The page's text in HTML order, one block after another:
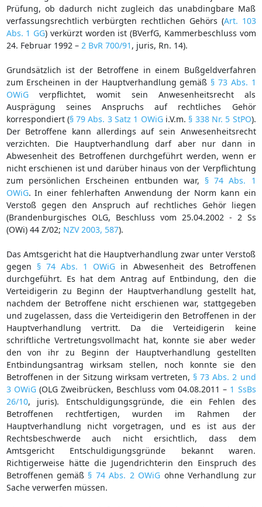
Prüfung, ob dadurch nicht zugleich das unabdingbare Maß
verfassungsrechtlich verbürgten rechtlichen Gehörs (Art. 103
Abs. 1 GG) verkürzt worden ist (BVerfG, Kammerbeschluss vom
24. Februar 1992 – 2 BvR 700/91 , juris, Rn. 14).
Grundsätzlich ist der Betroffene in einem Bußgeldverfahren
zum Erscheinen in der Hauptverhandlung gemäß § 73 Abs. 1
OWiGverpflichtet, womit sein Anwesenheitsrecht als
Ausprägung seines Anspruchs auf rechtliches Gehör
korrespondiert (§ 79 Abs. 3 Satz 1 OWiGi.V.m. § 338 Nr. 5 StPO).
Der Betroffene kann allerdings auf sein Anwesenheitsrecht
verzichten. Die Hauptverhandlung darf aber nur dann in
Abwesenheit des Betroffenen durchgeführt werden, wenn er
nicht erschienen ist und darüber hinaus von der Verpflichtung
zum persönlichen Erscheinen entbunden war, § 74 Abs. 1
OWiG. In einer fehlerhaften Anwendung der Norm kann ein
Verstoß gegen den Anspruch auf rechtliches Gehör liegen
(Brandenburgisches OLG, Beschluss vom 25.04.2002 - 2 Ss
(OWi) 44 Z/02; NZV 2003, 587).
Das Amtsgericht hat die Hauptverhandlung zwar unter Verstoß
gegen § 74 Abs. 1 OWiG in Abwesenheit des Betroffenen
durchgeführt. Es hat dem Antrag auf Entbindung, den die
Verteidigerin zu Beginn der Hauptverhandlung gestellt hat,
nachdem der Betroffene nicht erschienen war, stattgegeben
und zugelassen, dass die Verteidigerin den Betroffenen in der
Hauptverhandlung vertritt. Da die Verteidigerin keine
schriftliche Vertretungsvollmacht hat, konnte sie aber weder
den von ihr zu Beginn der Hauptverhandlung gestellten
Entbindungsantrag wirksam stellen, noch konnte sie den
Betroffenen in der Sitzung wirksam vertreten, § 73 Abs. 2 und
3 OWiG(OLG Zweibrücken, Beschluss vom 04.08.2011 – 1 SsBs
26/10, juris). Entschuldigungsgründe, die ein Fehlen des
Betroffenen rechtfertigen, wurden im Rahmen der
Hauptverhandlung nicht vorgetragen, und es ist aus der
Rechtsbeschwerde auch nicht ersichtlich, dass dem
Amtsgericht Entschuldigungsgründe bekannt waren.
Richtigerweise hätte die Jugendrichterin den Einspruch des
Betroffenen gemäß § 74 Abs. 2 OWiG ohne Verhandlung zur
Sache verwerfen müssen.